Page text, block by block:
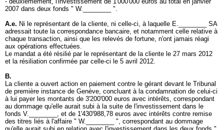
2007 dans deux fonds " W.________ ".
A.e. Ni le représentant de la cliente, ni celle-ci, à laquelle E.________ SA
adressait toute la correspondance bancaire, et notamment celle relative à
chaque transaction, ainsi que les relevés de fortune, n'ont jamais réagi
aux opérations effectuées.
Le mandat a été résilié par le représentant de la cliente le 27 mars 2012
et la résiliation confirmée par celle-ci le 5 avril 2012.
B.
La cliente a ouvert action en paiement contre le gérant devant le Tribunal
de première instance de Genève, concluant à la condamnation de celui-ci
à lui payer les montants de 3'200'000 euros avec intérêts, correspondant
au dommage qu'elle aurait subi à la suite de l'investissement dans le
fonds V.________, et de 1'430'988,78 euros avec intérêts contre remise
des titres liés à l'affaire " W.________ ", correspondant au dommage